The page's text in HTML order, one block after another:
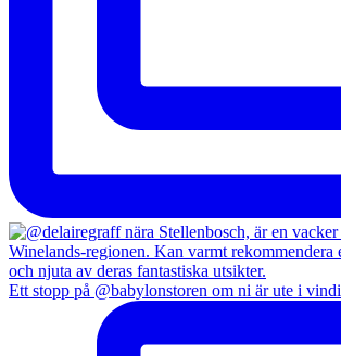
Ett stopp på @babylonstoren om ni är ute i vindi